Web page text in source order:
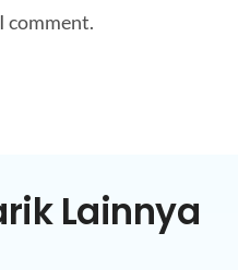
comment.
Lainnya